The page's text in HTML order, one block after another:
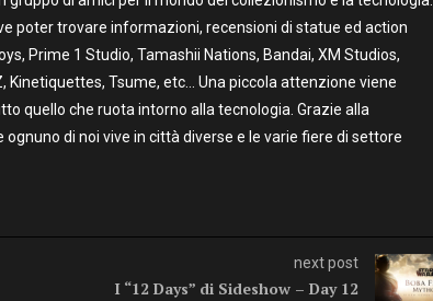
poter trovare informazioni, recensioni di statue ed action
Prime 1 Studio, Tamashii Nations, Bandai, XM Studios,
Kinetiquettes, Tsume, etc… Una piccola attenzione viene
quello che ruota intorno alla tecnologia. Grazie alla
di noi vive in città diverse e le varie fiere di settore
next post
I “12 Days” di Sideshow – Day 12